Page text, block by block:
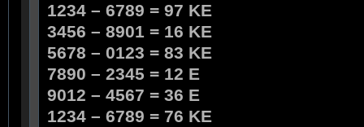
1234 – 6789 = 97 KE
3456 – 8901 = 16 KE
5678 – 0123 = 83 KE
7890 – 2345 = 12 E
9012 – 4567 = 36 E
1234 – 6789 = 76 KE